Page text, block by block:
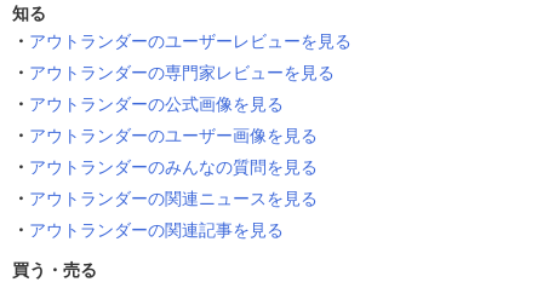
知る
アウトランダーのユーザーレビューを見る
アウトランダーの専門家レビューを見る
アウトランダーの公式画像を見る
アウトランダーのユーザー画像を見る
アウトランダーのみんなの質問を見る
アウトランダーの関連ニュースを見る
アウトランダーの関連記事を見る
買う・売る